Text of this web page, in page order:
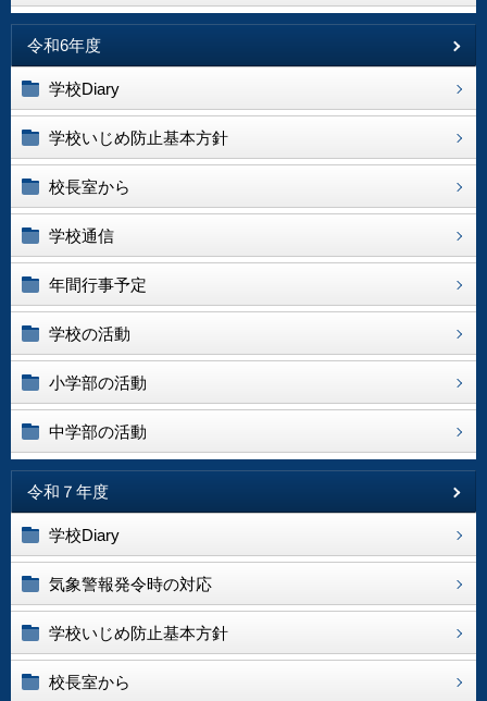
令和6年度
学校Diary
学校いじめ防止基本方針
校長室から
学校通信
年間行事予定
学校の活動
小学部の活動
中学部の活動
令和７年度
学校Diary
気象警報発令時の対応
学校いじめ防止基本方針
校長室から